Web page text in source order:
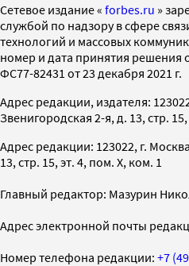
Cетевое издание « forbes.ru »
службой по надзору в сфере
технологий и массовых
номер и дата принятия решения
ФС77-82431 от 23 декабря 2021 г.
Адрес редакции, издателя:
Звенигородская 2-я, д. 13, стр.
Адрес редакции: 123022, г.
13, стр. 15, эт. 4, пом. X, ком. 1
Главный редактор: Мазурин
Адрес электронной почты
Номер телефона редакции: +7